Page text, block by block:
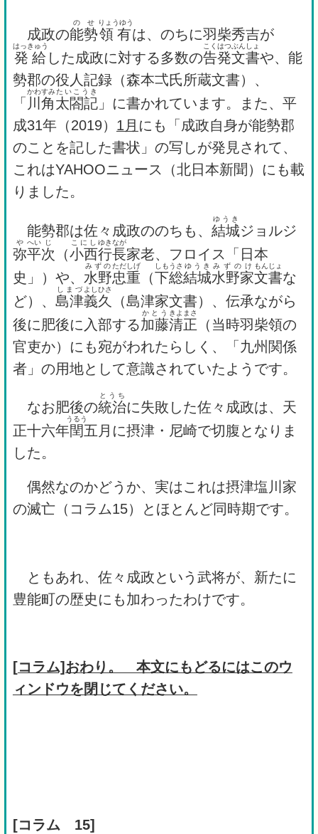
成政の能勢
のせ
領有
りょうゆう
は、のちに羽柴秀吉が
発給
はっきゅう
した成政に対する多数の告発
こくはつ
文書
ぶんしょ
や、能
勢郡の役人記録（森本弌氏所蔵文書）、
「 川角
かわすみ
太閤記
たいこうき
」に書かれています。また、平
成31年（2019） 1月 にも「成政自身が能勢郡
のことを記した書状」の写しが発見されて、
これはYAHOOニュース（北日本新聞）にも載
りました。
能勢郡は佐々成政ののちも、 結城
ゆうき
ジョルジ
弥
や
平
へい
次
じ
（小西
こにし
行
ゆき
長
なが
家老、フロイス「日本
史」）や、 水野
みずの
忠
ただ
重
しげ
（下総
しもうさ
結城
ゆうき
水野家
みずのけ
文書
もんじょ
な
ど）、 島津
しまづ
義
よし
久
ひさ
（島津家文書）、伝承ながら
後に肥後に入部する加藤
かとう
清
きよ
正
まさ
（当時羽柴領の
官吏か）にも宛がわれたらしく、「九州関係
者」の用地として意識されていたようです。
なお肥後の統治
とうち
に失敗した佐々成政は、天
正十六年閏
うるう
五月に摂津・尼崎で切腹となりま
した。
偶然なのかどうか、実はこれは摂津塩川家
の滅亡（コラム15）とほとんど同時期です。
ともあれ、佐々成政という武将が、新たに
豊能町の歴史にも加わったわけです。
[コラム]おわり。 本文にもどるにはこのウ
ィンドウを閉じてください。
[コラム 15]